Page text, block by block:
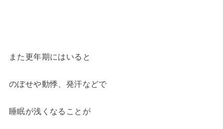
また更年期にはいると
のぼせや動悸、発汗などで
睡眠が浅くなることが